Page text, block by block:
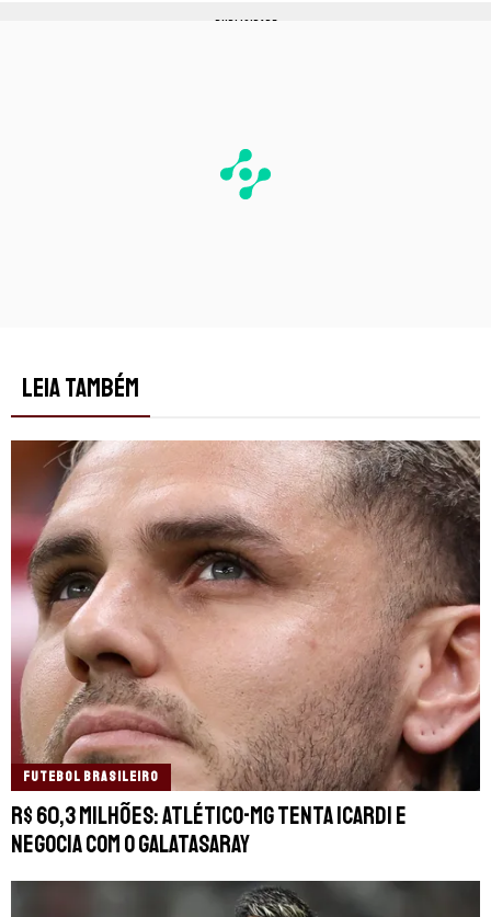
PUBLICIDADE
LEIA TAMBÉM
FUTEBOL BRASILEIRO
R$ 60,3 milhões: Atlético-MG tenta Icardi e
negocia com o Galatasaray